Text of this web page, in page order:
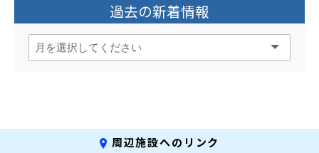
過去の新着情報
周辺施設へのリンク